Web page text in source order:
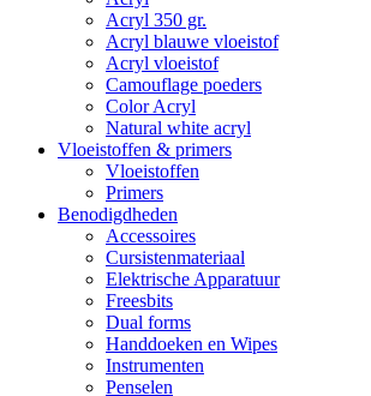
Acryl 350 gr.
Acryl blauwe vloeistof
Acryl vloeistof
Camouflage poeders
Color Acryl
Natural white acryl
Vloeistoffen & primers
Vloeistoffen
Primers
Benodigdheden
Accessoires
Cursistenmateriaal
Elektrische Apparatuur
Freesbits
Dual forms
Handdoeken en Wipes
Instrumenten
Penselen